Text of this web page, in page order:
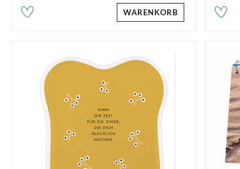
WARENKORB